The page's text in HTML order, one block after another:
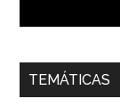
00:00
Dra. Carolina
TEMÁTICAS